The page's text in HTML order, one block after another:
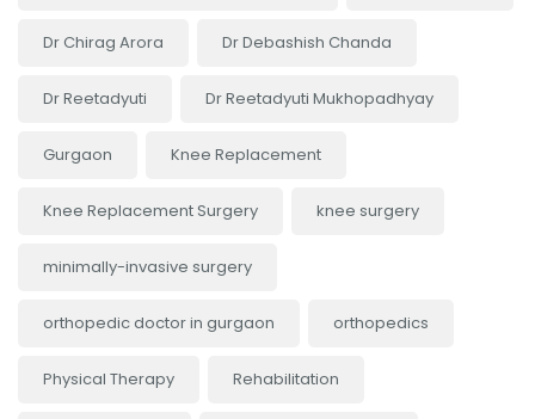
Dr Chirag Arora Dr Debashish Chanda
Dr Reetadyuti Dr Reetadyuti Mukhopadhyay
Gurgaon Knee Replacement
Knee Replacement Surgery knee surgery
minimally-invasive surgery
orthopedic doctor in gurgaon orthopedics
Physical Therapy Rehabilitation